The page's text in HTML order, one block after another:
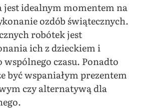
jest idealnym momentem na
ozdób świątecznych.
robótek jest
ich z dzieckiem i
wspólnego czasu. Ponadto
być wspaniałym prezentem
czy alternatywą dla